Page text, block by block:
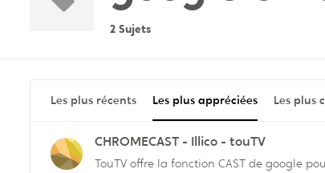
2 Sujets
Les plus récents Les plus appréciées Les plus
CHROMECAST - Illico - touTV
TouTV offre la fonction CAST de google